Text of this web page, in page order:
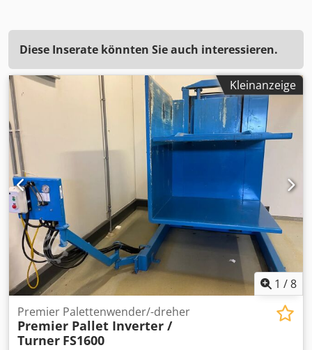
Diese Inserate könnten Sie auch interessieren.
Kleinanzeige
1 /8
Premier Palettenwender/-dreher
Premier Pallet Inverter /
Turner FS1600